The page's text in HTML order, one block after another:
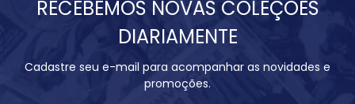
RECEBEMOS NOVAS COLEÇÕES
DIARIAMENTE
Cadastre seu e-mail para acompanhar as novidades e
promoções.